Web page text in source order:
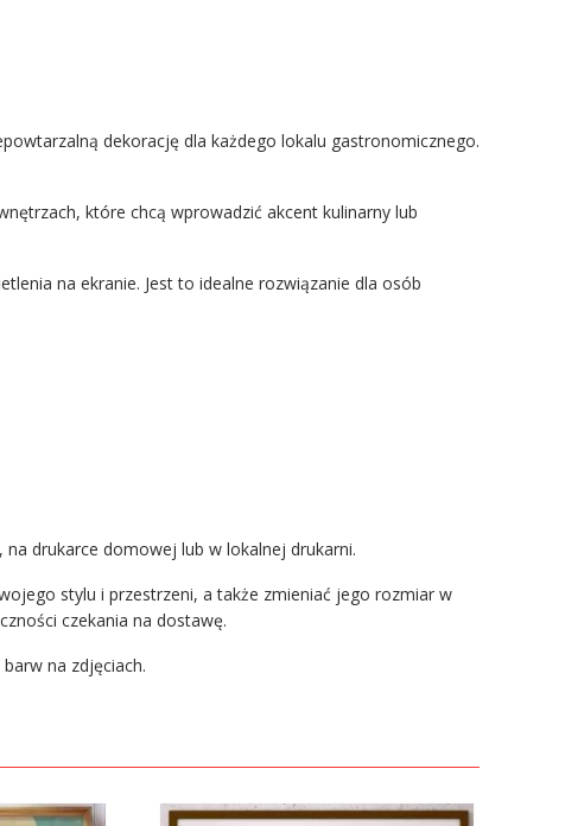
dekorację dla każdego lokalu gastronomicznego.
które chcą wprowadzić akcent kulinarny lub
na ekranie. Jest to idealne rozwiązanie dla osób
drukarce domowej lub w lokalnej drukarni.
stylu i przestrzeni, a także zmieniać jego rozmiar w
czekania na dostawę.
na zdjęciach.